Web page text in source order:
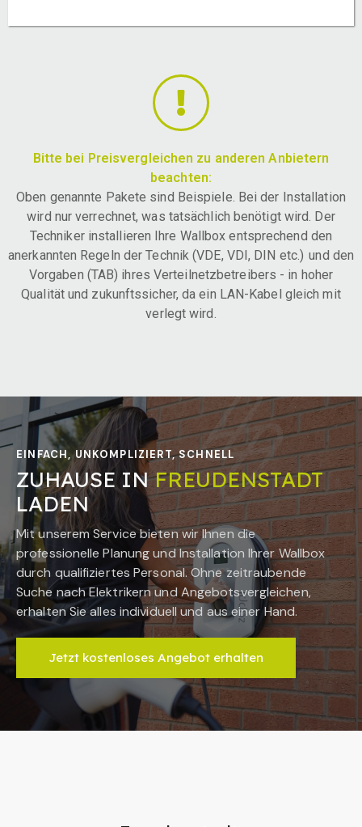
Bitte bei Preisvergleichen zu anderen Anbietern
beachten:
Oben genannte Pakete sind Beispiele. Bei der Installation
wird nur verrechnet, was tatsächlich benötigt wird. Der
Techniker installieren Ihre Wallbox entsprechend den
anerkannten Regeln der Technik (VDE, VDI, DIN etc.) und den
Vorgaben (TAB) ihres Verteilnetzbetreibers - in hoher
Qualität und zukunftssicher, da ein LAN-Kabel gleich mit
verlegt wird.
EINFACH, UNKOMPLIZIERT, SCHNELL
ZUHAUSE INFREUDENSTADT
LADEN
Mit unserem Service bieten wir Ihnen die
professionelle Planung und Installation Ihrer Wallbox
durch qualifiziertes Personal. Ohne zeitraubende
Suche nach Elektrikern und Angebotsvergleichen,
erhalten Sie alles individuell und aus einer Hand.
Jetzt kostenloses Angebot erhalten